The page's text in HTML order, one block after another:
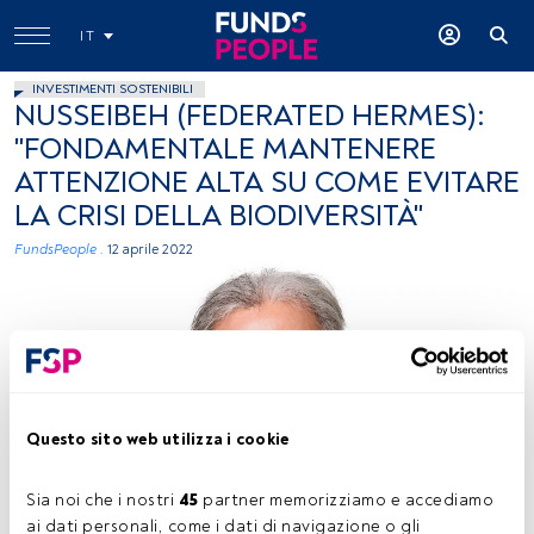
Questo sito web utilizza i cookie
Sia noi che i nostri 45 partner memorizziamo e accediamo
ai dati personali, come i dati di navigazione o gli
IT
INVESTIMENTI SOSTENIBILI
NUSSEIBEH (FEDERATED HERMES):
"FONDAMENTALE MANTENERE
ATTENZIONE ALTA SU COME EVITARE
LA CRISI DELLA BIODIVERSITÀ"
FundsPeople . 12 aprile 2022